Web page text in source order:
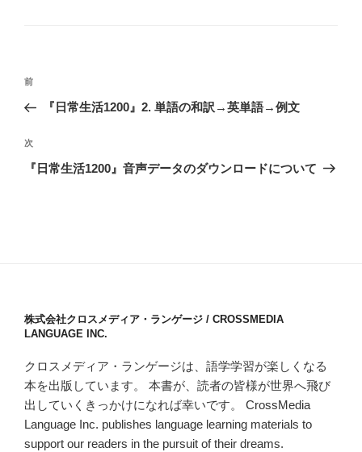
投
ナ
ビ
ゲ
前
の
稿
前
『日常生活1200』2. 単語の和訳→英単語→例文
次
の
次
『日常生活1200』音声データのダウンロードについて
株式会社クロスメディア・ランゲージ / CROSSMEDIA
LANGUAGE INC.
クロスメディア・ランゲージは、語学学習が楽しくなる
本を出版しています。 本書が、読者の皆様が世界へ飛び
出していくきっかけになれば幸いです。 CrossMedia
Language Inc. publishes language learning materials to
support our readers in the pursuit of their dreams.